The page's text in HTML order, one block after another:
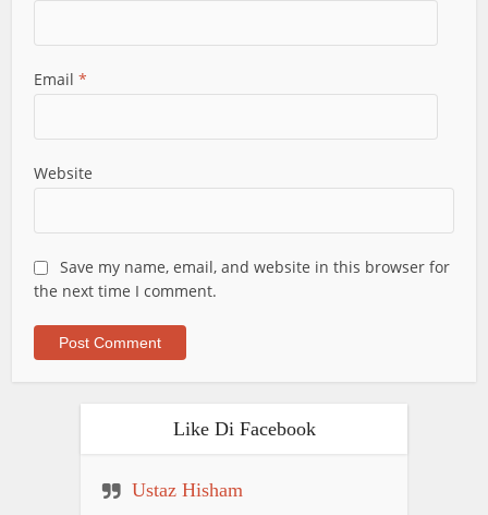
Email*
Website
Save my name, email, and website in this browser for
the next time I comment.
Like Di Facebook
Ustaz Hisham